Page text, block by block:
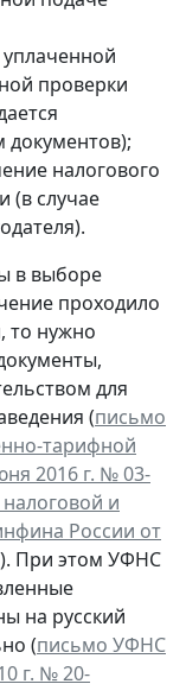
проверки
документов);
налогового
(в случае
в выборе
проходило
то нужно
для
(письмо
тарифной
2016 г. № 03-
и
России от
). При этом УФНС
на русский
(письмо УФНС
г. № 20-